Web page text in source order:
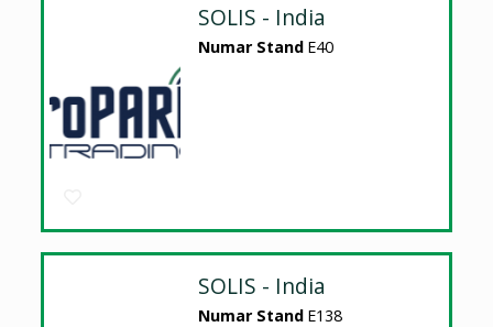
SOLIS - India
Numar Stand E40
SOLIS - India
Numar Stand E138